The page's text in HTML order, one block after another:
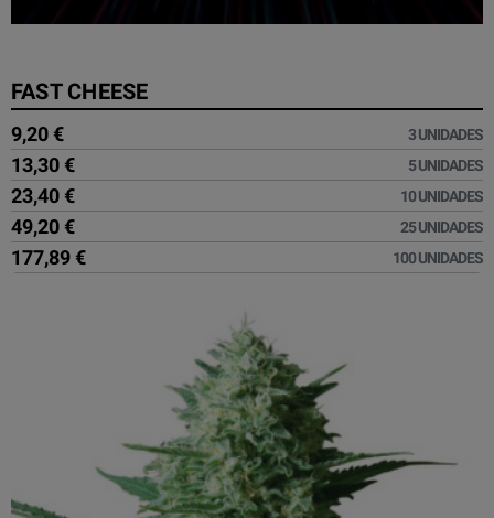
FAST CHEESE
9,20 € 3 UNIDADES
13,30 € 5 UNIDADES
23,40 € 10 UNIDADES
49,20 € 25 UNIDADES
177,89 € 100 UNIDADES